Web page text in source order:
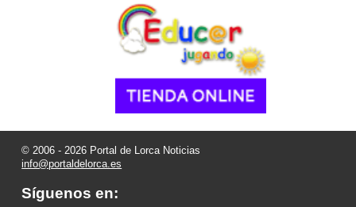
© 2006 - 2026 Portal de Lorca Noticias
info@portaldelorca.es
Síguenos en: